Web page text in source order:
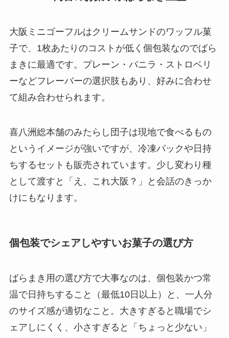
大阪ミニゴーフルはクリームサンドのワッフル菓
子で、1枚あたりのコストが低く個包装なのでばら
まきに最適です。プレーン・バニラ・ストロベリ
ーなどフレーバーの選択肢もあり、好みに合わせ
て組み合わせられます。
喜八洲総本舗のみたらし団子は現地で食べるもの
というイメージが強いですが、冷凍パックや日持
ちするセットも販売されています。少し変わり種
として渡すと「え、これ大阪？」と会話のきっか
けにもなります。
個包装でシェアしやすいお菓子の選び方
ばらまき用の選び方で大事なのは、個包装かつ常
温で日持ちすること（最低10日以上）と、一人分
のサイズ感が適切なこと。大きすぎると職場でシ
ェアしにくく、小さすぎると「ちょっと少ない」